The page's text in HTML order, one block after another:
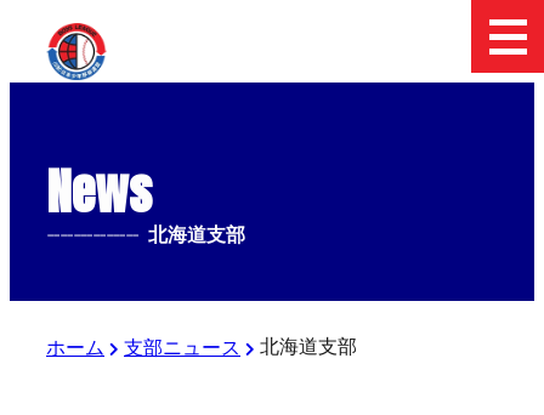
News
-------------- 北海道支部
ホーム 支部ニュース 北海道支部